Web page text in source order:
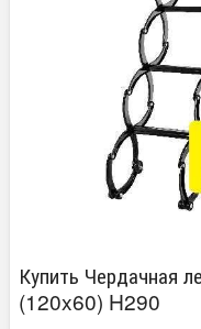
Купить Чердачная
(120x60) H290